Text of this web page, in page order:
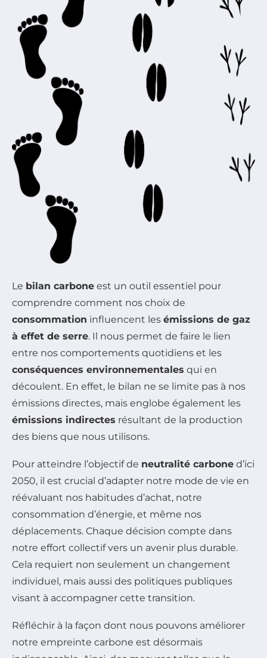
Le bilan carbone est un outil essentiel pour
comprendre comment nos choix de
consommation influencent les émissions de gaz
à effet de serre. Il nous permet de faire le lien
entre nos comportements quotidiens et les
conséquences environnementales qui en
découlent. En effet, le bilan ne se limite pas à nos
émissions directes, mais englobe également les
émissions indirectes résultant de la production
des biens que nous utilisons.
Pour atteindre l’objectif de neutralité carbone d’ici
2050, il est crucial d’adapter notre mode de vie en
réévaluant nos habitudes d’achat, notre
consommation d’énergie, et même nos
déplacements. Chaque décision compte dans
notre effort collectif vers un avenir plus durable.
Cela requiert non seulement un changement
individuel, mais aussi des politiques publiques
visant à accompagner cette transition.
Réfléchir à la façon dont nous pouvons améliorer
notre empreinte carbone est désormais